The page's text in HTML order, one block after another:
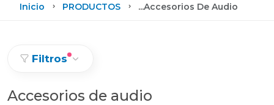
Inicio PRODUCTOS ...Accesorios De Audio
Filtros
Accesorios de audio